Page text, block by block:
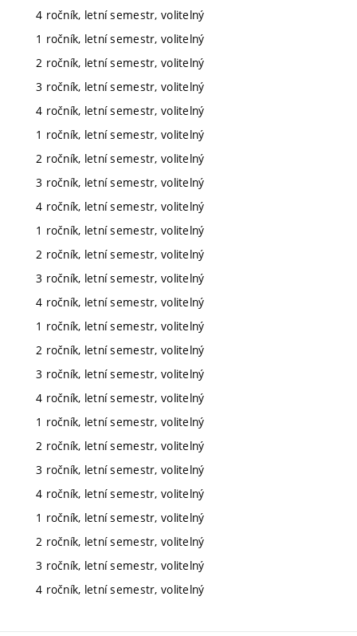
4 ročník, letní semestr, volitelný
1 ročník, letní semestr, volitelný
2 ročník, letní semestr, volitelný
3 ročník, letní semestr, volitelný
4 ročník, letní semestr, volitelný
1 ročník, letní semestr, volitelný
2 ročník, letní semestr, volitelný
3 ročník, letní semestr, volitelný
4 ročník, letní semestr, volitelný
1 ročník, letní semestr, volitelný
2 ročník, letní semestr, volitelný
3 ročník, letní semestr, volitelný
4 ročník, letní semestr, volitelný
1 ročník, letní semestr, volitelný
2 ročník, letní semestr, volitelný
3 ročník, letní semestr, volitelný
4 ročník, letní semestr, volitelný
1 ročník, letní semestr, volitelný
2 ročník, letní semestr, volitelný
3 ročník, letní semestr, volitelný
4 ročník, letní semestr, volitelný
1 ročník, letní semestr, volitelný
2 ročník, letní semestr, volitelný
3 ročník, letní semestr, volitelný
4 ročník, letní semestr, volitelný